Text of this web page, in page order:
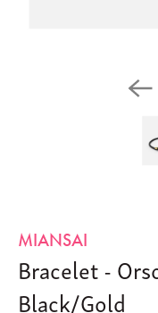
MIANSAI
Bracelet -
Black/Gold